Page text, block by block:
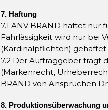
7. Haftung
7.1 ANV BRAND haftet nur
Fahrlässigkeit wird nur bei
(Kardinalpflichten) gehaftet.
7.2 Der Auftraggeber trägt
(Markenrecht,
BRAND von Ansprüchen
8. Produktionsüberwachung